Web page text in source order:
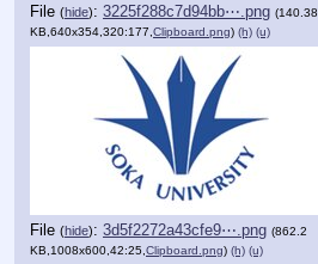
File (hide): 3225f288c7d94bb⋯.png (140.38
KB,640x354,320:177, Clipboard.png) (h) (u)
File (hide): 3d5f2272a43cfe9⋯.png (862.2
KB,1008x600,42:25, Clipboard.png) (h) (u)